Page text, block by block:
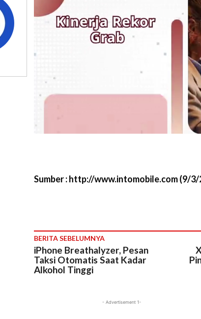
Sumber : http://www.intomobile.com (9/3/
BERITA SEBELUMNYA
iPhone Breathalyzer, Pesan
Taksi Otomatis Saat Kadar
Alkohol Tinggi
- Advertisement 1-